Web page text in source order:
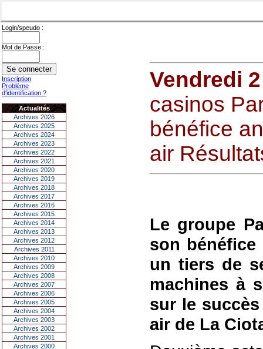
Login/speudo :
Mot de Passe :
Inscription
Problème
d'identification ?
Actualités
Archives 2026
Archives 2025
Archives 2024
Archives 2023
Archives 2022
Archives 2021
Archives 2020
Archives 2019
Archives 2018
Archives 2017
Archives 2016
Archives 2015
Archives 2014
Archives 2013
Archives 2012
Archives 2011
Archives 2010
Archives 2009
Archives 2008
Archives 2007
Archives 2006
Archives 2005
Archives 2004
Archives 2003
Archives 2002
Archives 2001
Archives 2000
Vendredi
casinos
bénéfice
air
Le groupe
son bénéfice
un tiers de
machines à
sur le
air de La